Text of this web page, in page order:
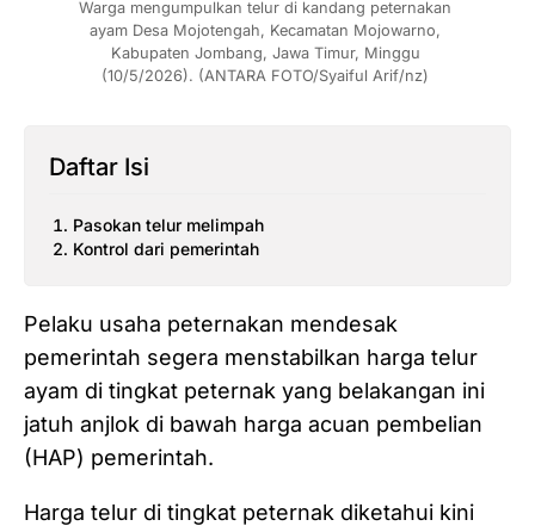
Warga mengumpulkan telur di kandang peternakan
ayam Desa Mojotengah, Kecamatan Mojowarno,
Kabupaten Jombang, Jawa Timur, Minggu
(10/5/2026). (ANTARA FOTO/Syaiful Arif/nz)
Daftar Isi
Pasokan telur melimpah
Kontrol dari pemerintah
Pelaku usaha peternakan mendesak
pemerintah segera menstabilkan harga telur
ayam di tingkat peternak yang belakangan ini
jatuh anjlok di bawah harga acuan pembelian
(HAP) pemerintah.
Harga telur di tingkat peternak diketahui kini